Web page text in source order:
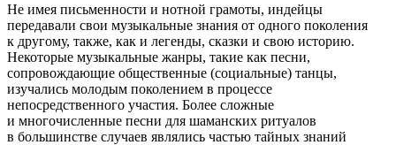
Не имея письменности и нотной грамоты, индейцы
передавали свои музыкальные знания от одного поколения
к другому, также, как и легенды, сказки и свою историю.
Некоторые музыкальные жанры, такие как песни,
сопровождающие общественные (социальные) танцы,
изучались молодым поколением в процессе
непосредственного участия. Более сложные
и многочисленные песни для шаманских ритуалов
в большинстве случаев являлись частью тайных знаний